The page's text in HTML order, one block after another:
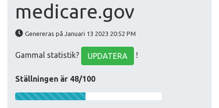
medicare.gov
Genereras på Januari 13 2023 20:52 PM
Gammal statistik? UPDATERA !
Ställningen är 48/100